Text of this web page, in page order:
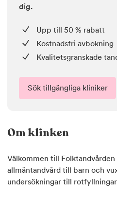
dig.
Upp till 50 % rabatt
Kostnadsfri avbokning
Kvalitetsgranskade
Sök tillgängliga kliniker
Om klinken
Välkommen till
allmäntandvård till barn och
undersökningar till